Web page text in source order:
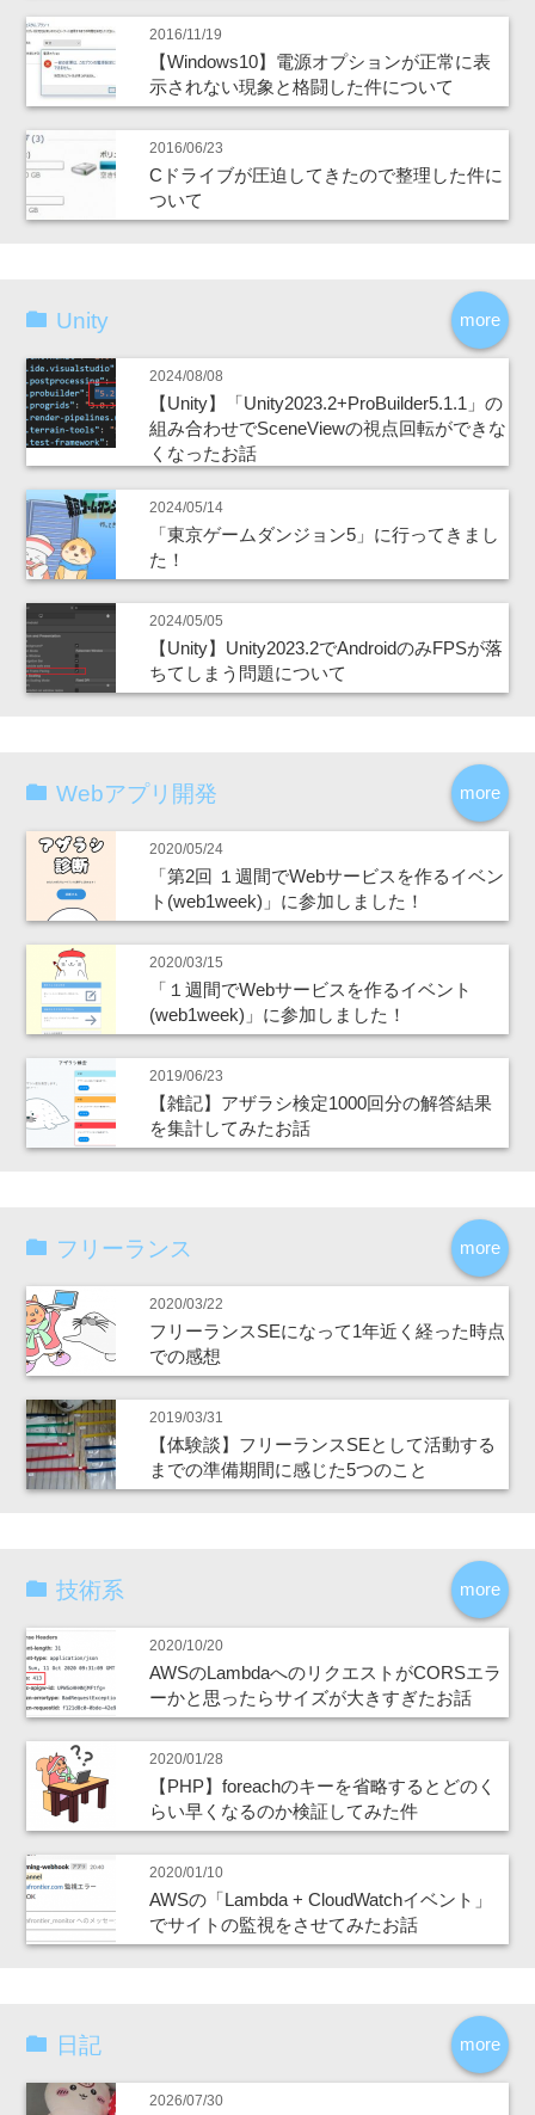
2016/11/19
【Windows10】電源オプションが正常に表
示されない現象と格闘した件について
2016/06/23
Cドライブが圧迫してきたので整理した件に
ついて
more
Unity
2024/08/08
【Unity】「Unity2023.2+ProBuilder5.1.1」の
組み合わせでSceneViewの視点回転ができな
くなったお話
2024/05/14
「東京ゲームダンジョン5」に行ってきまし
た！
2024/05/05
【Unity】Unity2023.2でAndroidのみFPSが落
ちてしまう問題について
more
Webアプリ開発
2020/05/24
「第2回 １週間でWebサービスを作るイベン
ト(web1week)」に参加しました！
2020/03/15
「１週間でWebサービスを作るイベント
(web1week)」に参加しました！
2019/06/23
【雑記】アザラシ検定1000回分の解答結果
を集計してみたお話
more
フリーランス
2020/03/22
フリーランスSEになって1年近く経った時点
での感想
2019/03/31
【体験談】フリーランスSEとして活動する
までの準備期間に感じた5つのこと
more
技術系
2020/10/20
AWSのLambdaへのリクエストがCORSエラ
ーかと思ったらサイズが大きすぎたお話
2020/01/28
【PHP】foreachのキーを省略するとどのく
らい早くなるのか検証してみた件
2020/01/10
AWSの「Lambda + CloudWatchイベント」
でサイトの監視をさせてみたお話
more
日記
2026/07/30